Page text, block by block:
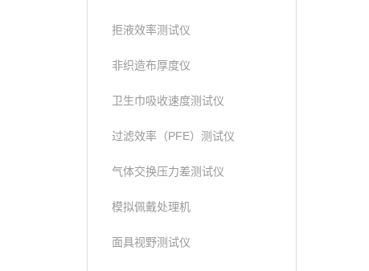
拒液效率测试仪
非织造布厚度仪
卫生巾吸收速度测试仪
过滤效率（PFE）测试仪
气体交换压力差测试仪
模拟佩戴处理机
面具视野测试仪